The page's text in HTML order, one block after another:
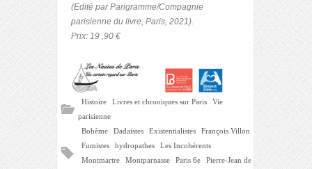
(Edité par Parigramme/Compagnie
parisienne du livre, Paris, 2021).
Prix: 19 ,90 €
Histoire Livres et chroniques sur Paris
Vie
parisienne
Bohème
Dadaistes Existentialistes
François Villon
Fumistes
hydropathes
Les Incohérents
Montmartre
Montparnasse Paris 6e
Pierre-Jean de